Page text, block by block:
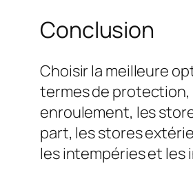
Conclusion
Choisir la meilleure
termes de protection,
enroulement, les
part, les stores
les intempéries et les